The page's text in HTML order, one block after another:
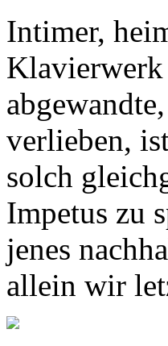
Intimer,
Klavierwerk
verlieben,
solch
Impetus zu
jenes
allein wir